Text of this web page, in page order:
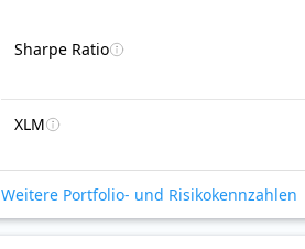
Sharpe Ratio
XLM
Weitere Portfolio- und Risikokennzahlen